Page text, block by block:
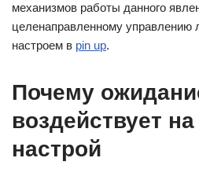
механизмов работы данного
целенаправленному управлению
настроем в pin up.
Почему
воздействует
настрой